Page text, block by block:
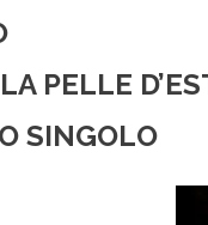
PELLE
SINGOLO